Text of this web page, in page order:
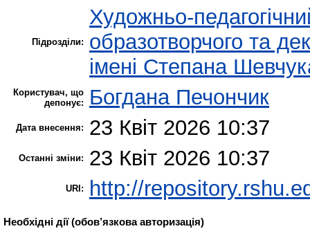
Підрозділи:
Художньо-
образотворчого та
імені Степана
Користувач, що
депонує:
Богдана Печончик
Дата внесення: 23 Квіт 2026 10:37
Останні зміни: 23 Квіт 2026 10:37
URI: http://
Необхідні дії (обов’язкова авторизація)